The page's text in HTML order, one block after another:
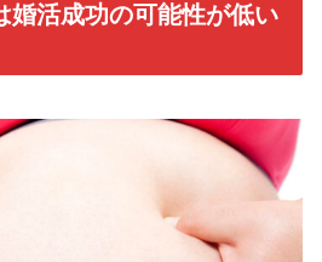
婚活成功の可能性が低い